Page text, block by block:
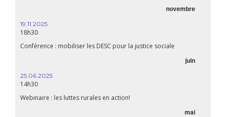
novembre
19.11.2025
18h30
Conférence : mobiliser les DESC pour la justice sociale
juin
25.06.2025
14h30
Webinaire : les luttes rurales en action!
mai